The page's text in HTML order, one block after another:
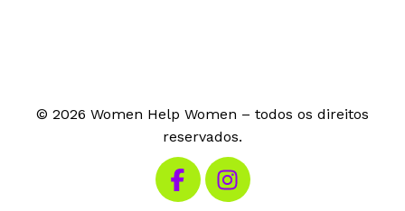
© 2026 Women Help Women – todos os direitos
reservados.
Visita o nosso Facebook
Visita o nosso Instagram